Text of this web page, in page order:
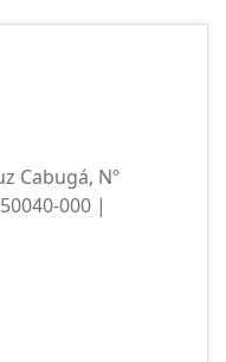
Cabugá, Nº
000 |